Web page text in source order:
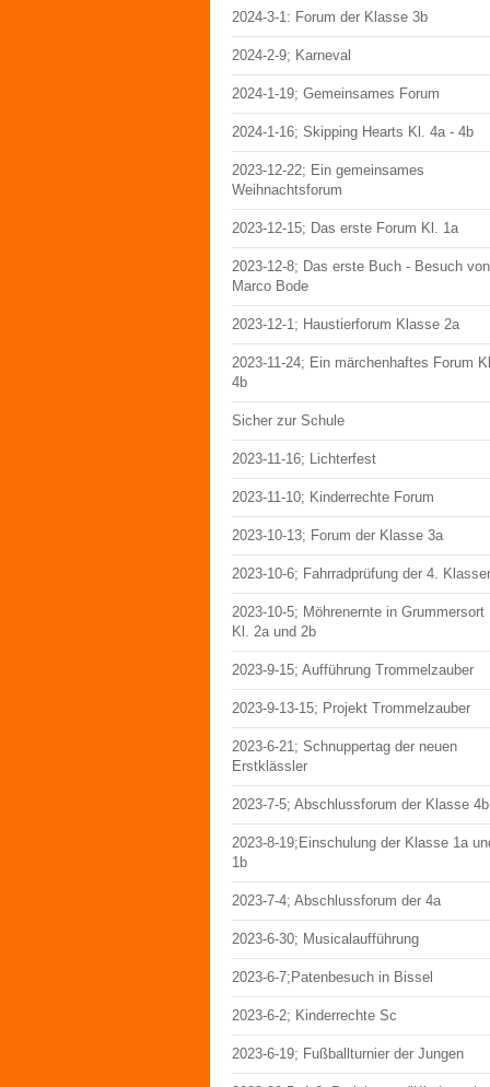
2024-3-1: Forum der Klasse 3b
2024-2-9; Karneval
2024-1-19; Gemeinsames Forum
2024-1-16; Skipping Hearts Kl. 4a - 4b
2023-12-22; Ein gemeinsames
Weihnachtsforum
2023-12-15; Das erste Forum Kl. 1a
2023-12-8; Das erste Buch - Besuch von
Marco Bode
2023-12-1; Haustierforum Klasse 2a
2023-11-24; Ein märchenhaftes Forum
4b
Sicher zur Schule
2023-11-16; Lichterfest
2023-11-10; Kinderrechte Forum
2023-10-13; Forum der Klasse 3a
2023-10-6; Fahrradprüfung der 4.
2023-10-5; Möhrenernte in Grummersort
Kl. 2a und 2b
2023-9-15; Aufführung Trommelzauber
2023-9-13-15; Projekt Trommelzauber
2023-6-21; Schnuppertag der neuen
Erstklässler
2023-7-5; Abschlussforum der Klasse 4b
2023-8-19;Einschulung der Klasse 1a
1b
2023-7-4; Abschlussforum der 4a
2023-6-30; Musicalaufführung
2023-6-7;Patenbesuch in Bissel
2023-6-2; Kinderrechte Sc
2023-6-19; Fußballturnier der Jungen